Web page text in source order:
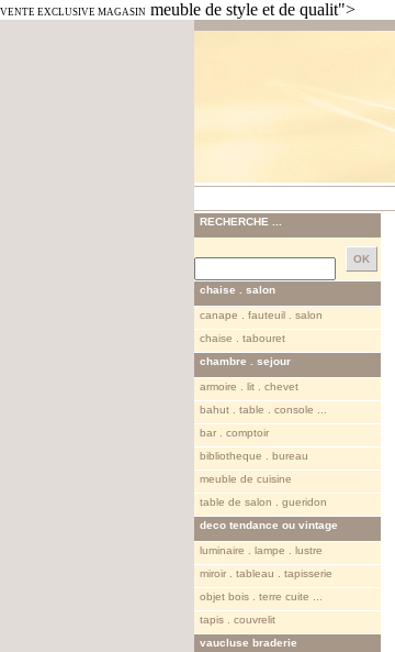
VENTE EXCLUSIVE MAGASIN meuble de style et de qualit">
RECHERCHE ...
chaise . salon
canape . fauteuil . salon
chaise . tabouret
chambre . sejour
armoire . lit . chevet
bahut . table . console ...
bar . comptoir
bibliotheque . bureau
meuble de cuisine
table de salon . gueridon
deco tendance ou vintage
luminaire . lampe . lustre
miroir . tableau . tapisserie
objet bois . terre cuite ...
tapis . couvrelit
vaucluse braderie